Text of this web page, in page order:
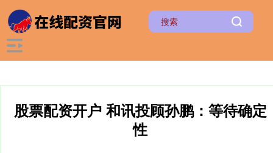
股票配资开户 和讯投顾孙鹏：等待确定
性